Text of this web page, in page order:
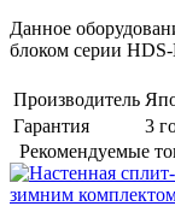
Данное
блоком серии
Производитель
Гарантия
3
Рекомендуемые